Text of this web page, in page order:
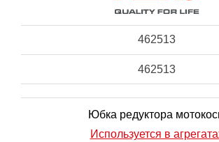
462513
462513
Юбка редуктора
Используется в